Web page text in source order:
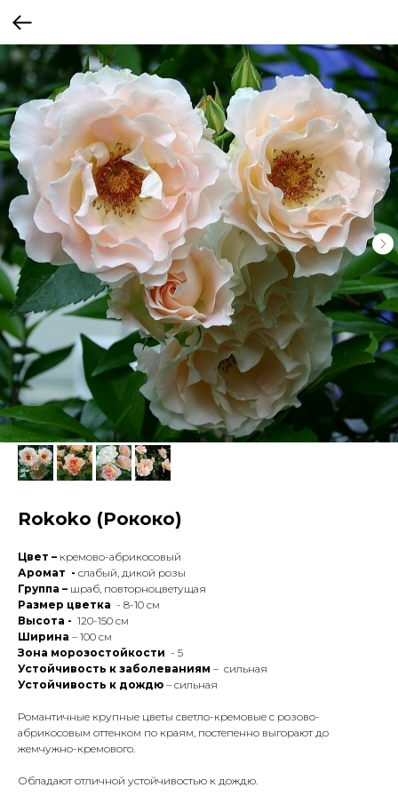
Rokoko (Рококо)
Цвет – кремово-абрикосовый
Аромат - слабый, дикой розы
Группа – шраб, повторноцветущая
Размер цветка - 8-10 см
Высота - 120-150 см
Ширина – 100 см
Зона морозостойкости - 5
Устойчивость к заболеваниям – сильная
Устойчивость к дождю – сильная
Романтичные крупные цветы светло-кремовые с розово-
абрикосовым оттенком по краям, постепенно выгорают до
жемчужно-кремового.
Обладают отличной устойчивостью к дождю.